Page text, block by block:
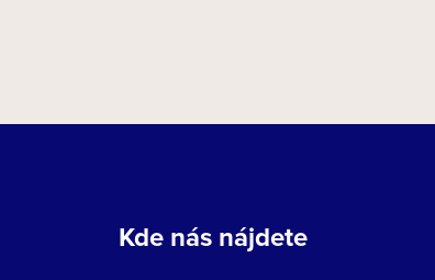
Kde nás nájdete